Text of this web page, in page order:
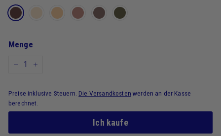
Menge
Preise inklusive Steuern. Die Versandkosten werden an der Kasse
berechnet.
Ich kaufe